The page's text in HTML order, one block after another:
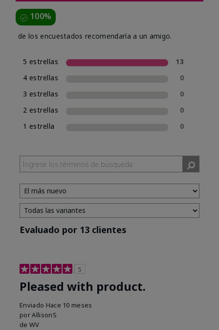
100%
de los encuestados recomendaría a un amigo.
5 estrellas
13
4 estrellas
0
3 estrellas
0
2 estrellas
0
1 estrella
0
Evaluado por 13 clientes
5
Pleased with product.
Enviado Hace 10 meses
porAllisonS
de WV